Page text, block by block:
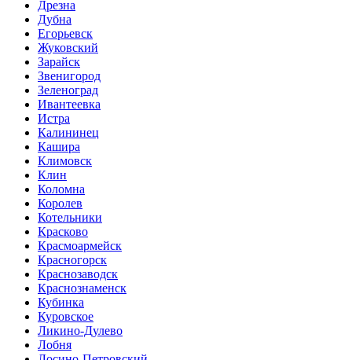
Дрезна
Дубна
Егорьевск
Жуковский
Зарайск
Звенигород
Зеленоград
Ивантеевка
Истра
Калининец
Кашира
Климовск
Клин
Коломна
Королев
Котельники
Красково
Красмоармейск
Красногорск
Краснозаводск
Краснознаменск
Кубинка
Куровское
Ликино-Дулево
Лобня